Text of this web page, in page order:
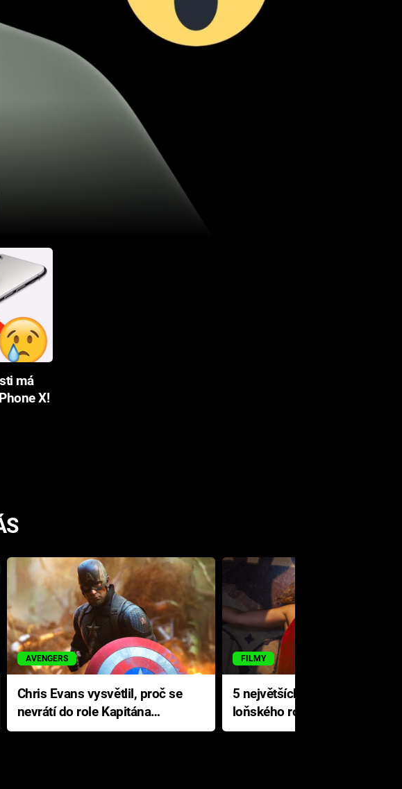
má
X!
AVENGERS
Chris Evans vysvětlil, proč se
nevrátí do role Kapitána
Ameriky
FILMY
5 největších propadáků
loňského roku: Disney na
jediné katastrofě prodělal 200